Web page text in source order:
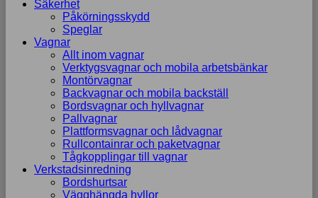
Säkerhet
Påkörningsskydd
Speglar
Vagnar
Allt inom vagnar
Verktygsvagnar och mobila arbetsbänkar
Montörvagnar
Backvagnar och mobila backställ
Bordsvagnar och hyllvagnar
Pallvagnar
Plattformsvagnar och lådvagnar
Rullcontainrar och paketvagnar
Tågkopplingar till vagnar
Verkstadsinredning
Bordshurtsar
Vägghängda hyllor